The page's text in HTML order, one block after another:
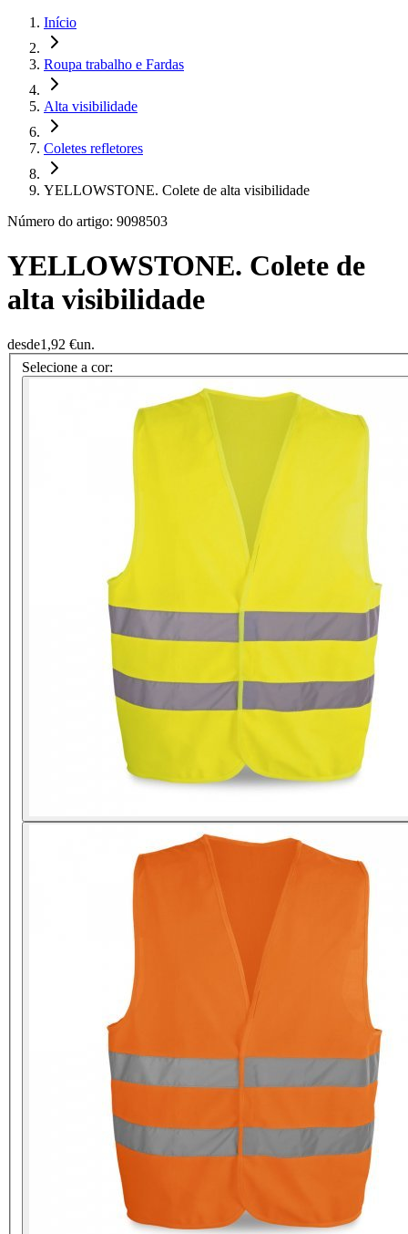
Início
Roupa trabalho e Fardas
Alta visibilidade
Coletes refletores
YELLOWSTONE. Colete de alta visibilidade
Número do artigo: 9098503
YELLOWSTONE. Colete de
alta visibilidade
desde1,92 €un.
Selecione a cor: